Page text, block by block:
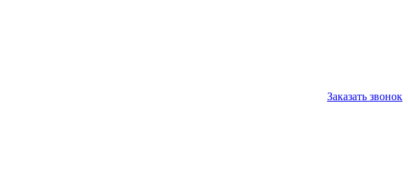
Заказать звонок